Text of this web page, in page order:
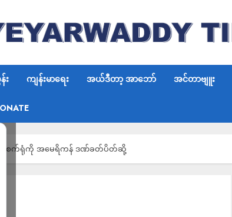
း ကျန်းမာရေး အယ်ဒီတာ့ အာဘော် အင်တာဗျူး
က်စက်ရုံကို အမေရိကန် ဒဏ်ခတ်ပိတ်ဆို့